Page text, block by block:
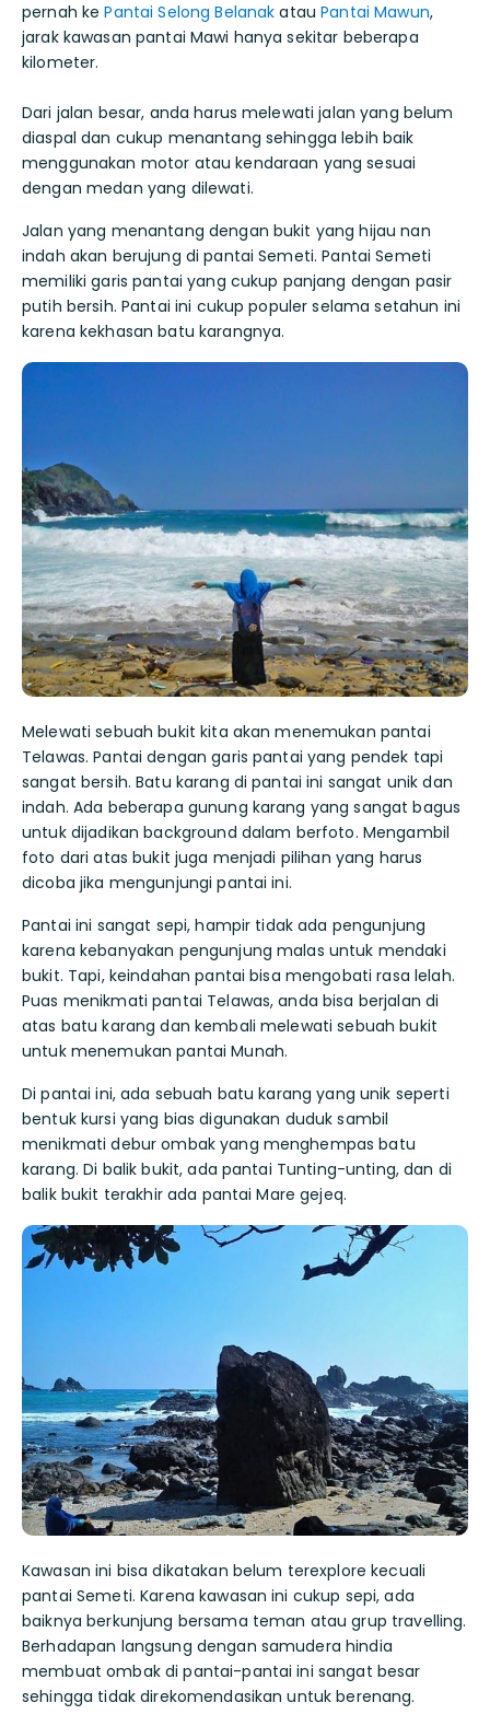
pernah kePantai Selong Belanak atauPantai Mawun,
jarak kawasan pantai Mawi hanya sekitar beberapa
kilometer.
Dari jalan besar, anda harus melewati jalan yang belum
diaspal dan cukup menantang sehingga lebih baik
menggunakan motor atau kendaraan yang sesuai
dengan medan yang dilewati.
Jalan yang menantang dengan bukit yang hijau nan
indah akan berujung di pantai Semeti. Pantai Semeti
memiliki garis pantai yang cukup panjang dengan pasir
putih bersih. Pantai ini cukup populer selama setahun ini
karena kekhasan batu karangnya.
Melewati sebuah bukit kita akan menemukan pantai
Telawas. Pantai dengan garis pantai yang pendek tapi
sangat bersih. Batu karang di pantai ini sangat unik dan
indah. Ada beberapa gunung karang yang sangat bagus
untuk dijadikan background dalam berfoto. Mengambil
foto dari atas bukit juga menjadi pilihan yang harus
dicoba jika mengunjungi pantai ini.
Pantai ini sangat sepi, hampir tidak ada pengunjung
karena kebanyakan pengunjung malas untuk mendaki
bukit. Tapi, keindahan pantai bisa mengobati rasa lelah.
Puas menikmati pantai Telawas, anda bisa berjalan di
atas batu karang dan kembali melewati sebuah bukit
untuk menemukan pantai Munah.
Di pantai ini, ada sebuah batu karang yang unik seperti
bentuk kursi yang bias digunakan duduk sambil
menikmati debur ombak yang menghempas batu
karang. Di balik bukit, ada pantai Tunting-unting, dan di
balik bukit terakhir ada pantai Mare gejeq.
Kawasan ini bisa dikatakan belum terexplore kecuali
pantai Semeti. Karena kawasan ini cukup sepi, ada
baiknya berkunjung bersama teman atau grup travelling.
Berhadapan langsung dengan samudera hindia
membuat ombak di pantai-pantai ini sangat besar
sehingga tidak direkomendasikan untuk berenang.